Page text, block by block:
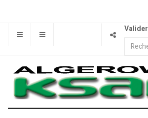
Valider